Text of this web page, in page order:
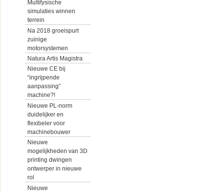
Multifysische
simulaties winnen
terrein
Na 2018 groeispurt
zuinige
motorsystemen
Natura Artis Magistra
Nieuwe CE bij
“ingrijpende
aanpassing”
machine?!
Nieuwe PL-norm
duidelijker en
flexibeler voor
machinebouwer
Nieuwe
mogelijkheden van 3D
printing dwingen
ontwerper in nieuwe
rol
Nieuwe